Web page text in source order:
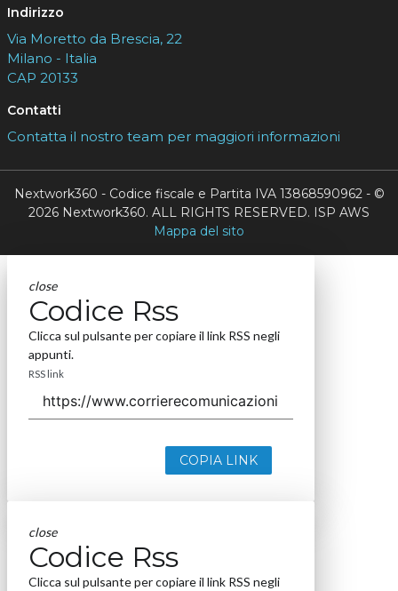
Indirizzo
Via Moretto da Brescia, 22
Milano - Italia
CAP 20133
Contatti
Contatta il nostro team per maggiori informazioni
Nextwork360 - Codice fiscale e Partita IVA 13868590962 - ©
2026 Nextwork360. ALL RIGHTS RESERVED. ISP AWS
Mappa del sito
close
Codice Rss
Clicca sul pulsante per copiare il link RSS negli
appunti.
RSS link
COPIA LINK
close
Codice Rss
Clicca sul pulsante per copiare il link RSS negli